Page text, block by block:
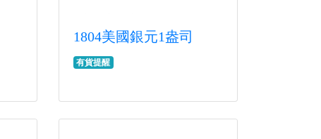
1804美國銀元1盎司
有貨提醒